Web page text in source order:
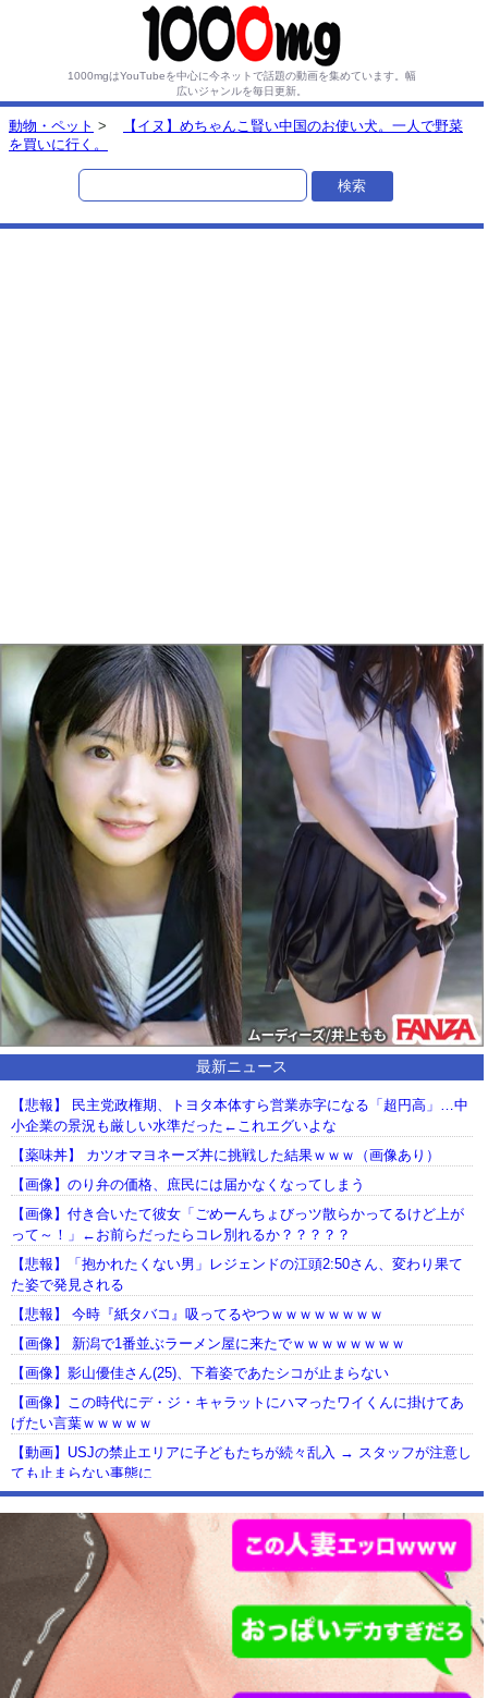
1000mgはYouTubeを中心に今ネットで話題の動画を集めています。 幅
広いジャンルを毎日更新。
動物・ペット >
【イヌ】めちゃんこ賢い中国のお使い犬。一人で野菜
を買いに行く。
最新ニュース
【悲報】 民主党政権期、トヨタ本体すら営業赤字になる「超円高」…中
小企業の景況も厳しい水準だった←これエグいよな
【薬味丼】 カツオマヨネーズ丼に挑戦した結果ｗｗｗ（画像あり）
【画像】のり弁の価格、庶民には届かなくなってしまう
【画像】付き合いたて彼女「ごめーんちょびっツ散らかってるけど上が
って～！」←お前らだったらコレ別れるか？？？？？
【悲報】「抱かれたくない男」レジェンドの江頭2:50さん、変わり果て
た姿で発見される
【悲報】 今時『紙タバコ』吸ってるやつｗｗｗｗｗｗｗｗ
【画像】 新潟で1番並ぶラーメン屋に来たでｗｗｗｗｗｗｗｗ
【画像】影山優佳さん(25)、下着姿であたシコが止まらない
【画像】この時代にデ・ジ・キャラットにハマったワイくんに掛けてあ
げたい言葉ｗｗｗｗｗ
【動画】USJの禁止エリアに子どもたちが続々乱入 → スタッフが注意し
ても止まらない事態に
Powered by livedoor 相互RSS